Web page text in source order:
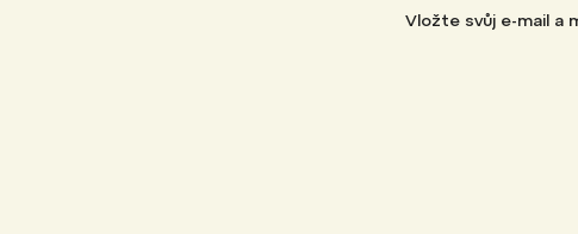
Vložte svůj e-mail a